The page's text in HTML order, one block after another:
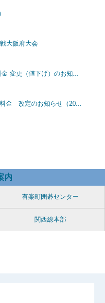
大阪府大会
金 変更（値下げ）のお知...
金 改定のお知らせ（20...
内
有楽町囲碁センター
関西総本部